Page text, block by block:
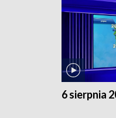
6 sierpnia